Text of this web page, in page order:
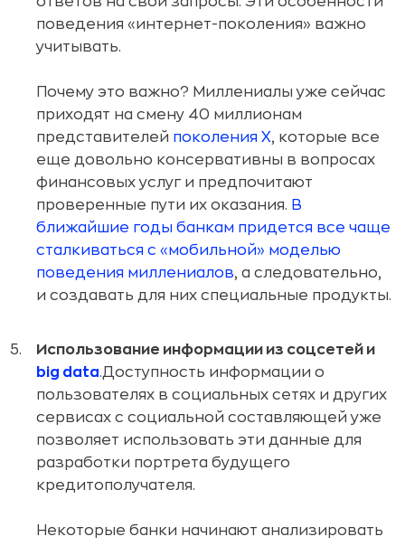
поведения «интернет-поколения» важно
учитывать.
Почему это важно? Миллениалы уже сейчас
приходят на смену 40 миллионам
представителей поколения Х, которые все
еще довольно консервативны в вопросах
финансовых услуг и предпочитают
проверенные пути их оказания. В
ближайшие годы банкам придется все чаще
сталкиваться с «мобильной» моделью
поведения миллениалов, а следовательно,
и создавать для них специальные продукты.
Использование информации из соцсетей и
big data.Доступность информации о
пользователях в социальных сетях и других
сервисах с социальной составляющей уже
позволяет использовать эти данные для
разработки портрета будущего
кредитополучателя.
Некоторые банки начинают анализировать